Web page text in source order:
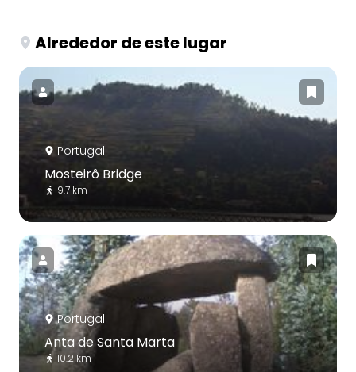
Alrededor de este lugar
Portugal
Mosteirô Bridge
9.7 km
Portugal
Anta de Santa Marta
10.2 km